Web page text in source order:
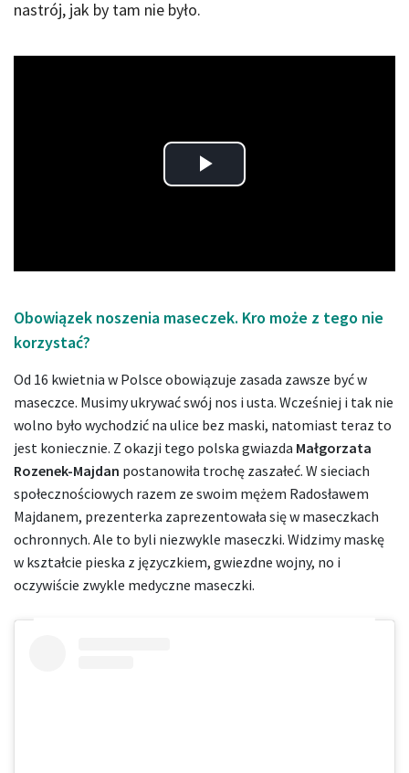
nastrój, jak by tam nie było.
Play
Obowiązek noszenia maseczek. Kro może z tego nie
korzystać?
Od 16 kwietnia w Polsce obowiązuje zasada zawsze być w
maseczce. Musimy ukrywać swój nos i usta. Wcześniej i tak nie
wolno było wychodzić na ulice bez maski, natomiast teraz to
jest koniecznie. Z okazji tego polska gwiazda Małgorzata
Rozenek-Majdan postanowiła trochę zaszałeć. W sieciach
społecznościowych razem ze swoim mężem Radosławem
Majdanem, prezenterka zaprezentowała się w maseczkach
ochronnych. Ale to byli niezwykle maseczki. Widzimy maskę
w kształcie pieska z języczkiem, gwiezdne wojny, no i
oczywiście zwykle medyczne maseczki.